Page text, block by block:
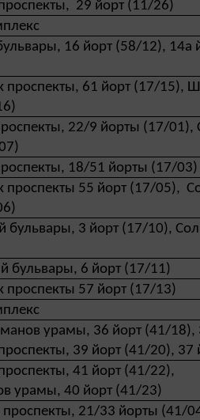
29 йорт (11/26)
16 йорт (58/12),
проспекты, 61 йорт (17/15),
22/9 йорты (17/
18/51 йорты (17/03)
55 йорт (17/05),
3 йорт (17/10),
бульвары, 6 йорт (17/11)
57 йорт (17/13)
урамы, 36 йорт (41/18),
39 йорт (41/20), 37
41 йорт (41/22),
урамы, 40 йорт (41/23)
21/33 йорты (41/